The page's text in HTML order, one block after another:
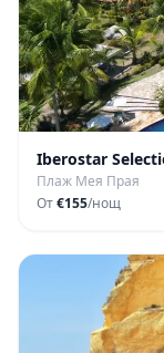
Iberostar
Плаж Мея Прая
От€155/нощ